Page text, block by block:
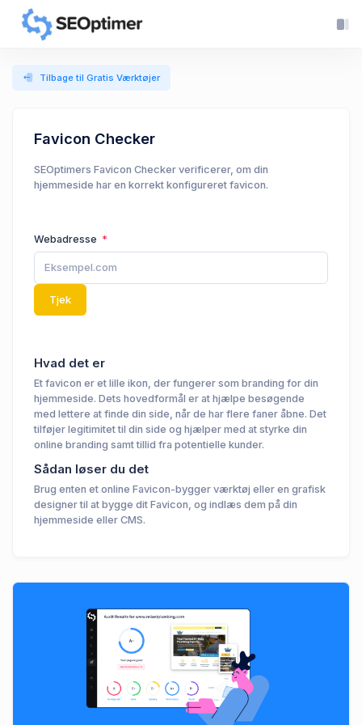
Tilbage til Gratis Værktøjer
Favicon Checker
SEOptimers Favicon Checker verificerer, om din
hjemmeside har en korrekt konfigureret favicon.
Webadresse
Tjek
Hvad det er
Et favicon er et lille ikon, der fungerer som branding for din
hjemmeside. Dets hovedformål er at hjælpe besøgende
med lettere at finde din side, når de har flere faner åbne. Det
tilføjer legitimitet til din side og hjælper med at styrke din
online branding samt tillid fra potentielle kunder.
Sådan løser du det
Brug enten et online Favicon-bygger værktøj eller en grafisk
designer til at bygge dit Favicon, og indlæs dem på din
hjemmeside eller CMS.